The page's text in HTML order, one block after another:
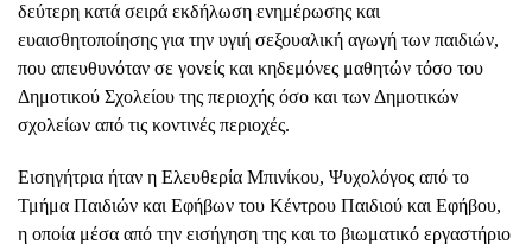
δεύτερη κατά σειρά εκδήλωση ενημέρωσης και
ευαισθητοποίησης για την υγιή σεξουαλική αγωγή των παιδιών,
που απευθυνόταν σε γονείς και κηδεμόνες μαθητών τόσο του
Δημοτικού Σχολείου της περιοχής όσο και των Δημοτικών
σχολείων από τις κοντινές περιοχές.
Εισηγήτρια ήταν η Ελευθερία Μπινίκου, Ψυχολόγος από το
Τμήμα Παιδιών και Εφήβων του Κέντρου Παιδιού και Εφήβου,
η οποία μέσα από την εισήγηση της και το βιωματικό εργαστήριο